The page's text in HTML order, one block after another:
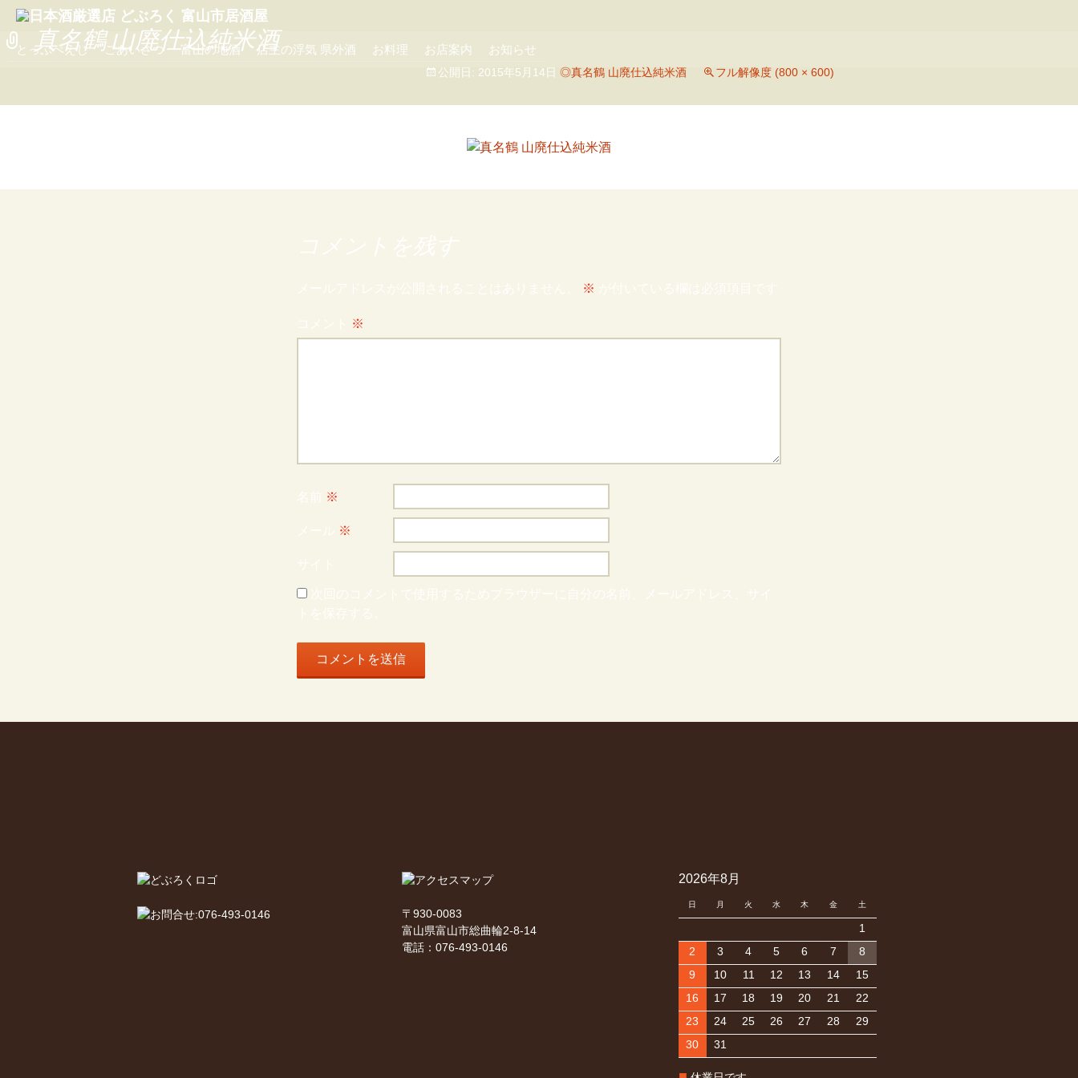
コ
ン
とっぷぺえじ ごあいさつ 富山の地酒 店主の浮気 県外酒 お料理 お店案内 お知らせ
真名鶴 山廃仕込純米酒
公開日: 2015年5月14日 ◎真名鶴 山廃仕込純米酒 フル解像度 (800 × 600)
コメントを残す
メールアドレスが公開されることはありません。 ※ が付いている欄は必須項目です
コメント ※
名前 ※
メール ※
サイト
次回のコメントで使用するためブラウザーに自分の名前、メールアドレス、サイ
トを保存する。
〒930-0083
富山県富山市総曲輪2-8-14
電話：076-493-0146
2026年8月
日 月 火 水 木 金 土
1
2
3 4 5 6 7
8
9
10 11 12 13 14
15
16
17 18 19 20 21
22
23
24 25 26 27 28
29
30
31